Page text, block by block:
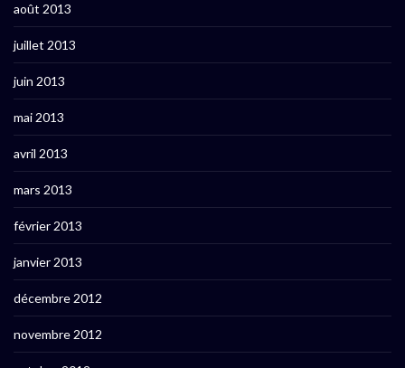
août 2013
juillet 2013
juin 2013
mai 2013
avril 2013
mars 2013
février 2013
janvier 2013
décembre 2012
novembre 2012